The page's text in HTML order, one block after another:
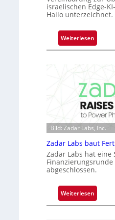
e
r
m
a
r
k
V
i
o
n
israelischen Edge-
Hailo unterzeichnet.
Weiterlesen:
M
o
c
h
i
p
p
l
a
n
Ü
b
Bild: Zadar Labs, Inc.
Zadar Labs baut
Zadar Labs hat eine
Finanzierungsrunde
abgeschlossen.
Weiterlesen:
Z